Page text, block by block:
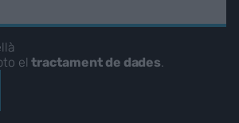
eltractament de dades.